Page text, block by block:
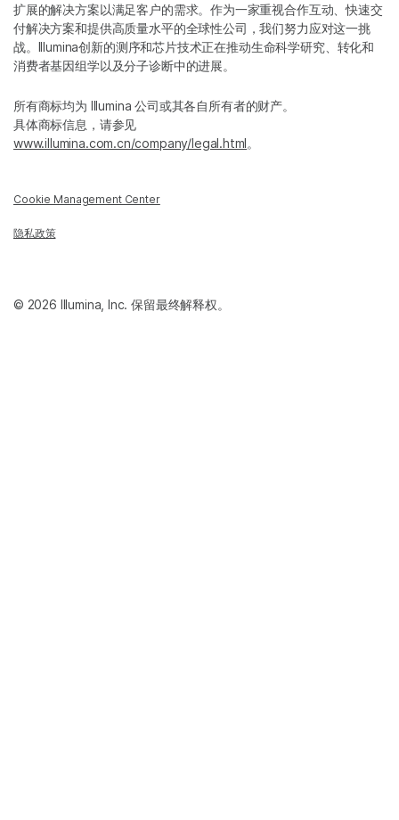
扩展的解决方案以满足客户的需求。作为一家重视合作互动、快速交
付解决方案和提供高质量水平的全球性公司，我们努力应对这一挑
战。Illumina创新的测序和芯片技术正在推动生命科学研究、转化和
消费者基因组学以及分子诊断中的进展。
所有商标均为 Illumina 公司或其各自所有者的财产。
具体商标信息，请参见
www.illumina.com.cn/company/legal.html。
Cookie Management Center
隐私政策
© 2026 Illumina, Inc. 保留最终解释权。